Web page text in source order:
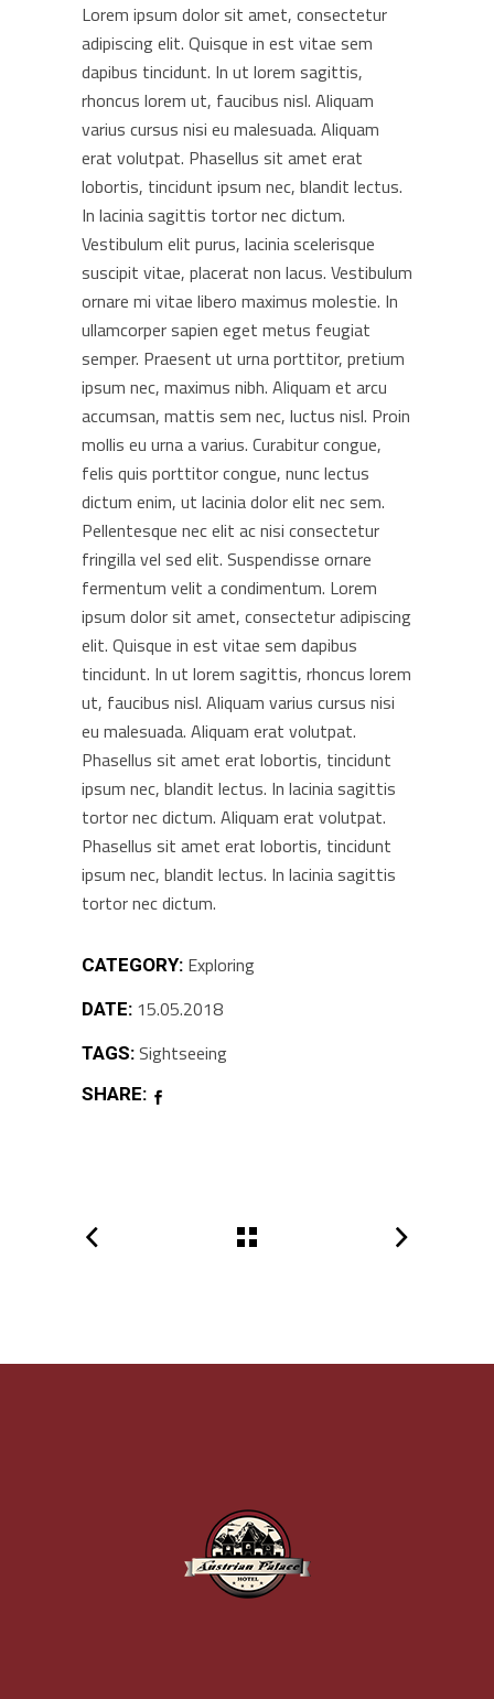
Lorem ipsum dolor sit amet, consectetur
adipiscing elit. Quisque in est vitae sem
dapibus tincidunt. In ut lorem sagittis,
rhoncus lorem ut, faucibus nisl. Aliquam
varius cursus nisi eu malesuada. Aliquam
erat volutpat. Phasellus sit amet erat
lobortis, tincidunt ipsum nec, blandit lectus.
In lacinia sagittis tortor nec dictum.
Vestibulum elit purus, lacinia scelerisque
suscipit vitae, placerat non lacus. Vestibulum
ornare mi vitae libero maximus molestie. In
ullamcorper sapien eget metus feugiat
semper. Praesent ut urna porttitor, pretium
ipsum nec, maximus nibh. Aliquam et arcu
accumsan, mattis sem nec, luctus nisl. Proin
mollis eu urna a varius. Curabitur congue,
felis quis porttitor congue, nunc lectus
dictum enim, ut lacinia dolor elit nec sem.
Pellentesque nec elit ac nisi consectetur
fringilla vel sed elit. Suspendisse ornare
fermentum velit a condimentum. Lorem
ipsum dolor sit amet, consectetur adipiscing
elit. Quisque in est vitae sem dapibus
tincidunt. In ut lorem sagittis, rhoncus lorem
ut, faucibus nisl. Aliquam varius cursus nisi
eu malesuada. Aliquam erat volutpat.
Phasellus sit amet erat lobortis, tincidunt
ipsum nec, blandit lectus. In lacinia sagittis
tortor nec dictum. Aliquam erat volutpat.
Phasellus sit amet erat lobortis, tincidunt
ipsum nec, blandit lectus. In lacinia sagittis
tortor nec dictum.
CATEGORY: Exploring
DATE: 15.05.2018
TAGS: Sightseeing
SHARE: